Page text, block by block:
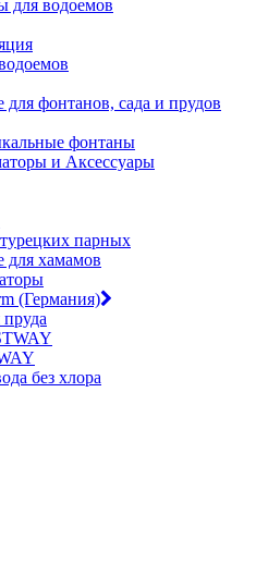
для водоемов
фонтанов, сада и прудов
фонтаны
и Аксессуары
парных
для хамамов
(Германия)
без хлора